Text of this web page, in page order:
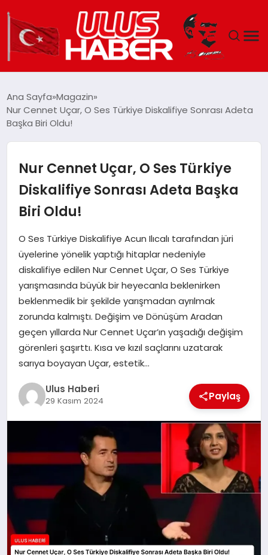
DÜNYA
TEKNOLOJI
EĞITIM
MAGAZIN
SPOR
YAŞAM
Ana Sayfa Magazin
Nur Cennet Uçar, O Ses Türkiye Diskalifiye Sonrası Adeta
Başka Biri Oldu!
Nur Cennet Uçar, O Ses Türkiye
Diskalifiye Sonrası Adeta Başka
Biri Oldu!
O Ses Türkiye Diskalifiye Acun Ilıcalı tarafından jüri
üyelerine yönelik yaptığı hitaplar nedeniyle
diskalifiye edilen Nur Cennet Uçar, O Ses Türkiye
yarışmasında büyük bir heyecanla beklenirken
beklenmedik bir şekilde yarışmadan ayrılmak
zorunda kalmıştı. Değişim ve Dönüşüm Aradan
geçen yıllarda Nur Cennet Uçar’ın yaşadığı değişim
görenleri şaşırttı. Kısa ve kızıl saçlarını uzatarak
sarıya boyayan Uçar, estetik…
Ulus Haberi
29 Kasım 2024 Paylaş